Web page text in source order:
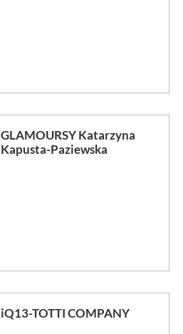
GLAMOURSY Katarzyna
Kapusta-Paziewska
iQ13-TOTTI COMPANY